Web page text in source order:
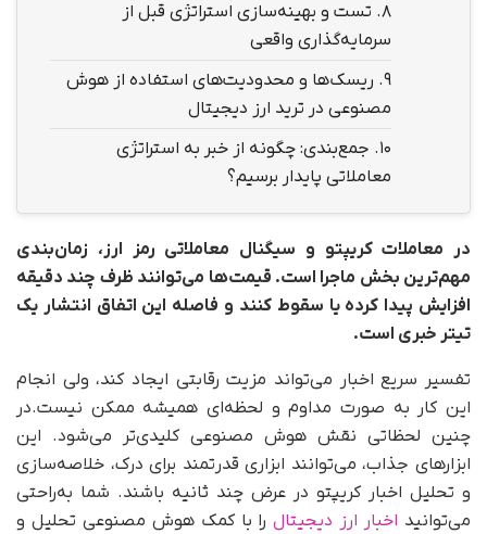
8. تست و بهینه‌سازی استراتژی قبل از
سرمایه‌گذاری واقعی
9. ریسک‌ها و محدودیت‌های استفاده از هوش
مصنوعی در ترید ارز دیجیتال
10. جمع‌بندی: چگونه از خبر به استراتژی
معاملاتی پایدار برسیم؟
در معاملات کریپتو و سیگنال معاملاتی رمز ارز، زمان‌بندی
مهم‌ترین بخش ماجرا است. قیمت‌ها می‌توانند ظرف چند دقیقه
افزایش پیدا کرده یا سقوط کنند و فاصله این اتفاق انتشار یک
تیتر خبری است.
تفسیر سریع اخبار می‌تواند مزیت رقابتی ایجاد کند، ولی انجام
این کار به صورت مداوم و لحظه‌ای همیشه ممکن نیست.در
چنین لحظاتی نقش هوش مصنوعی کلیدی‌تر می‌شود. این
ابزارهای جذاب، می‌توانند ابزاری قدرتمند برای درک، خلاصه‌سازی
و تحلیل اخبار کریپتو در عرض چند ثانیه باشند. شما به‌راحتی
می‌توانید اخبار ارز دیجیتالرا با کمک هوش مصنوعی تحلیل و